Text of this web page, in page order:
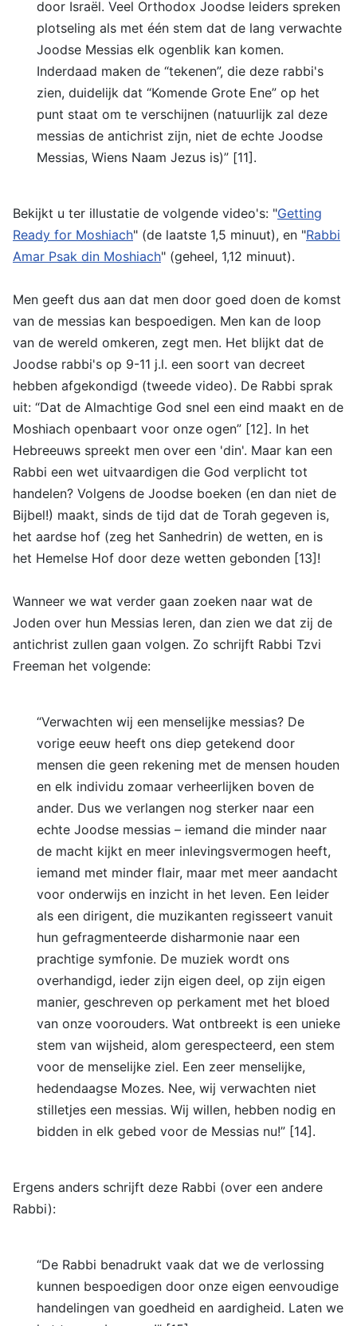
door Israël. Veel Orthodox Joodse leiders spreken
plotseling als met één stem dat de lang verwachte
Joodse Messias elk ogenblik kan komen.
Inderdaad maken de “tekenen”, die deze rabbi's
zien, duidelijk dat “Komende Grote Ene” op het
punt staat om te verschijnen (natuurlijk zal deze
messias de antichrist zijn, niet de echte Joodse
Messias, Wiens Naam Jezus is)” [11].
Bekijkt u ter illustatie de volgende video's: "Getting
Ready for Moshiach" (de laatste 1,5 minuut), en "Rabbi
Amar Psak din Moshiach" (geheel, 1,12 minuut).
Men geeft dus aan dat men door goed doen de komst
van de messias kan bespoedigen. Men kan de loop
van de wereld omkeren, zegt men. Het blijkt dat de
Joodse rabbi's op 9-11 j.l. een soort van decreet
hebben afgekondigd (tweede video). De Rabbi sprak
uit: “Dat de Almachtige God snel een eind maakt en de
Moshiach openbaart voor onze ogen” [12]. In het
Hebreeuws spreekt men over een 'din'. Maar kan een
Rabbi een wet uitvaardigen die God verplicht tot
handelen? Volgens de Joodse boeken (en dan niet de
Bijbel!) maakt, sinds de tijd dat de Torah gegeven is,
het aardse hof (zeg het Sanhedrin) de wetten, en is
het Hemelse Hof door deze wetten gebonden [13]!
Wanneer we wat verder gaan zoeken naar wat de
Joden over hun Messias leren, dan zien we dat zij de
antichrist zullen gaan volgen. Zo schrijft Rabbi Tzvi
Freeman het volgende:
“Verwachten wij een menselijke messias? De
vorige eeuw heeft ons diep getekend door
mensen die geen rekening met de mensen houden
en elk individu zomaar verheerlijken boven de
ander. Dus we verlangen nog sterker naar een
echte Joodse messias – iemand die minder naar
de macht kijkt en meer inlevingsvermogen heeft,
iemand met minder flair, maar met meer aandacht
voor onderwijs en inzicht in het leven. Een leider
als een dirigent, die muzikanten regisseert vanuit
hun gefragmenteerde disharmonie naar een
prachtige symfonie. De muziek wordt ons
overhandigd, ieder zijn eigen deel, op zijn eigen
manier, geschreven op perkament met het bloed
van onze voorouders. Wat ontbreekt is een unieke
stem van wijsheid, alom gerespecteerd, een stem
voor de menselijke ziel. Een zeer menselijke,
hedendaagse Mozes. Nee, wij verwachten niet
stilletjes een messias. Wij willen, hebben nodig en
bidden in elk gebed voor de Messias nu!” [14].
Ergens anders schrijft deze Rabbi (over een andere
Rabbi):
“De Rabbi benadrukt vaak dat we de verlossing
kunnen bespoedigen door onze eigen eenvoudige
handelingen van goedheid en aardigheid. Laten we